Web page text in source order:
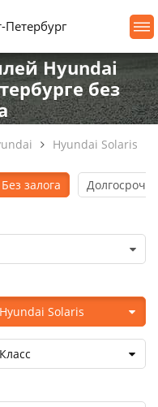
Петербург
Hyundai
без
Hyundai Solaris
Без залога
Hyundai Solaris
Класс